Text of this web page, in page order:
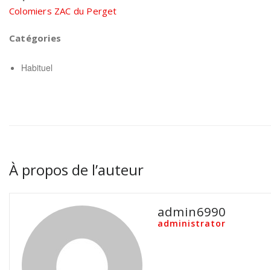
Colomiers ZAC du Perget
Catégories
Habituel
À propos de l’auteur
admin6990
administrator